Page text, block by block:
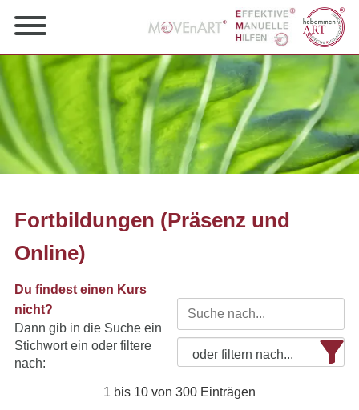
Fortbildungen (Präsenz und
Online)
Du findest einen Kurs
nicht?
Dann gib in die Suche ein
Stichwort ein oder filtere
nach:
oder filtern nach...
1 bis 10 von 300 Einträgen